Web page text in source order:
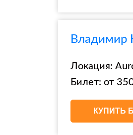
Владимир
Локация:
Билет: от
КУПИТЬ